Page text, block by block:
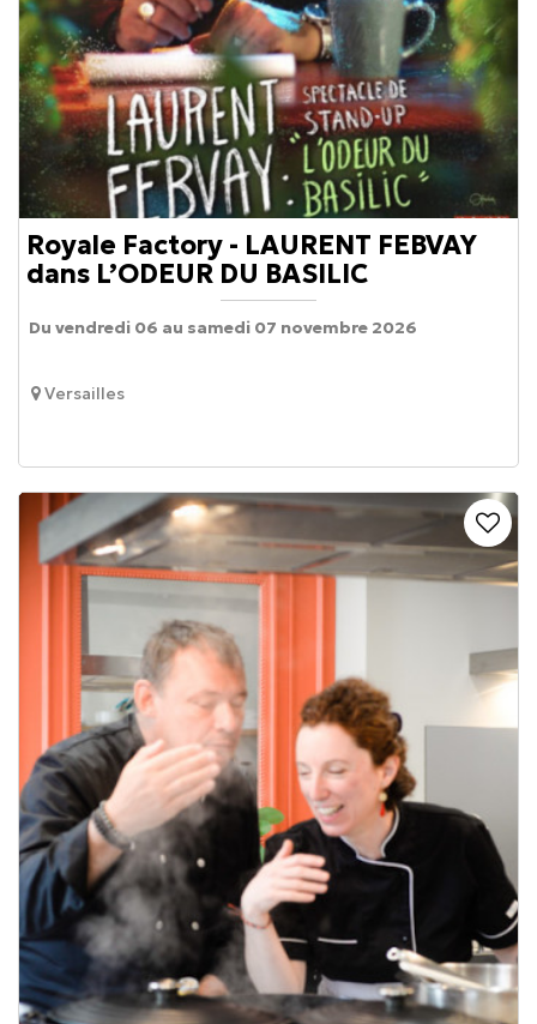
Royale Factory - LAURENT FEBVAY
dans L’ODEUR DU BASILIC
Versailles
Du vendredi 06 au samedi 07 novembre 2026